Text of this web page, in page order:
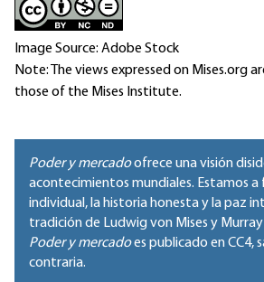
Image Source: Adobe Stock
Note: The views expressed on Mises.org
those of the Mises Institute.
Poder y mercadoofrece una visión
acontecimientos mundiales. Estamos
individual, la historia honesta y la paz
tradición de Ludwig von Mises y
Poder y mercadoes publicado enCC4,
contraria.